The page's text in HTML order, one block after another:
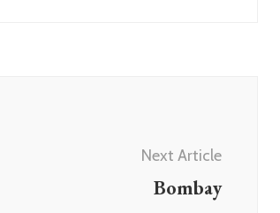
Next Article
Bombay